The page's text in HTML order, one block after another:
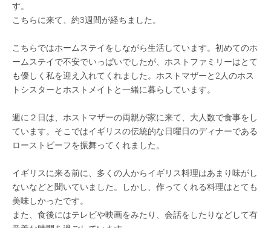
す。
こちらに来て、約3週間が経ちました。
こちらではホームステイをしながら生活しています。初めてのホ
ームステイで不安でいっぱいでしたが、ホストファミリーはとて
も優しく私を迎え入れてくれました。ホストマザーと2人のホス
トシスターとホストメイトと一緒に暮らしています。
週に２日は、ホストマザーの両親が家に来て、大人数で食事をし
ています。そこではイギリスの伝統的な日曜日のディナーである
ローストビーフを振舞ってくれました。
イギリスに来る前に、多くの人からイギリス料理はあまり味がし
ないなどと聞いていました。しかし、作ってくれる料理はとても
美味しかったです。
また、食後にはテレビや映画をみたり、会話をしたりなどして有